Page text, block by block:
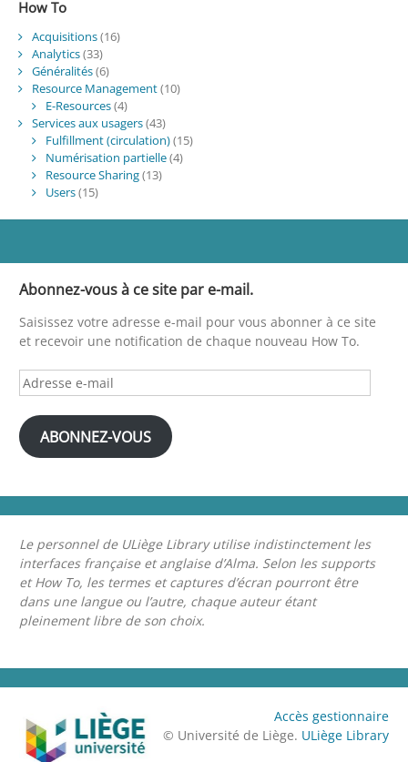
How To
Acquisitions(16)
Analytics(33)
Généralités(6)
Resource Management(10)
E-Resources(4)
Services aux usagers(43)
Fulfillment (circulation)(15)
Numérisation partielle(4)
Resource Sharing(13)
Users(15)
Abonnez-vous à ce site par e-mail.
Saisissez votre adresse e-mail pour vous abonner à ce site
et recevoir une notification de chaque nouveau How To.
Adresse
e-
mail
ABONNEZ-VOUS
Le personnel de ULiège Library utilise indistinctement les
interfaces française et anglaise d’Alma. Selon les supports
et How To, les termes et captures d’écran pourront être
dans une langue ou l’autre, chaque auteur étant
pleinement libre de son choix.
Accès gestionnaire
© Université de Liège. ULiège Library